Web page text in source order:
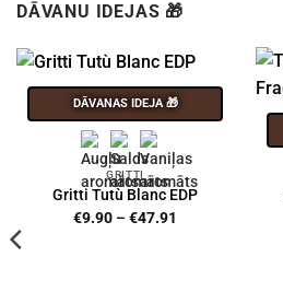
DĀVANU IDEJAS 🎁
DĀVANAS IDEJA 🎁
GRITTI
Gritti Tutù Blanc EDP
€9.90 – €47.91